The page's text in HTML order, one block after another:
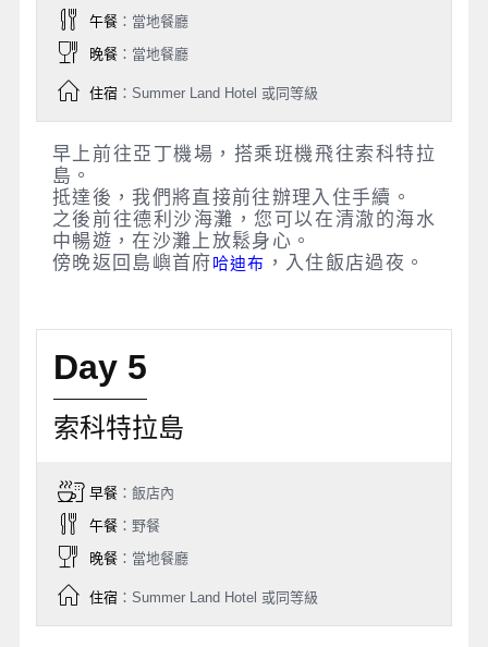
午餐：當地餐廳
晚餐：當地餐廳
住宿：Summer Land Hotel 或同等級
早上前往亞丁機場，搭乘班機飛往索科特拉
島。
抵達後，我們將直接前往辦理入住手續。
之後前往德利沙海灘，您可以在清澈的海水
中暢遊，在沙灘上放鬆身心。
傍晚返回島嶼首府哈迪布 ，入住飯店過夜。
Day 5
索科特拉島
早餐：飯店內
午餐：野餐
晚餐：當地餐廳
住宿：Summer Land Hotel 或同等級